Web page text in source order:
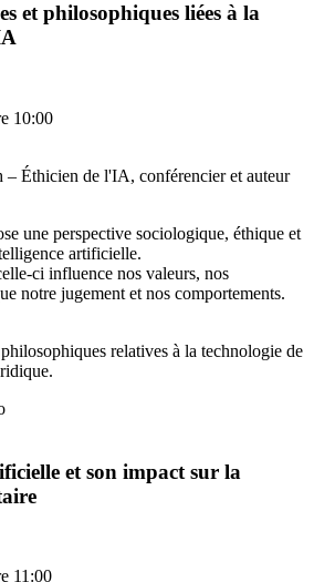
et philosophiques liées à la
10:00
– Éthicien de l'IA, conférencier et auteur
une perspective sociologique, éthique et
artificielle.
ci influence nos valeurs, nos
notre jugement et nos comportements.
relatives à la technologie de
et son impact sur la
11:00